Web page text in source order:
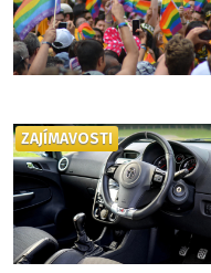
ZAJÍMAVOSTI